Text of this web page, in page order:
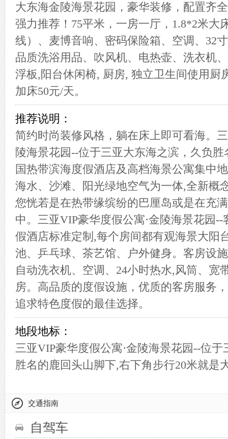
大东海金陵海景花园，豪华装修，配置齐
强力推荐！75平米，一房一厅，1.8*2米大
线）、麦博音响、密码保险箱、空调、32
品质洗浴用品、吹风机、电热壶、洗衣机
浮板,阳台休闲椅, 厨房, 独立卫生间使用厨
加床50元/天。
推荐说明：
简约时尚装修风格，躺在床上即可看海。
陵海景花园--位于三亚大东海之滨，久负
国热带滨海度假酒店及高档海景公寓集中
海水、沙滩、阳光绿地空气为一体,全新概
您恍若是在热带缘缤纷的巴厘岛或是在充
中。三亚VIP豪华度假公寓·金陵海景花园
假酒店标准定制,每个房间都有观海景大阳
池、乒乓球、茶艺馆、户外健身。客房设
自动洗衣机、空调、24小时热水,风筒、宽
房。高品质的度假设施，优质的客房服务
追求特色度假的最佳选择。
地段地标：
三亚VIP豪华度假公寓·金陵海景花园--位
胜名的鹿回头山脚下,右下角步行20米就是
交通指南
自驾车